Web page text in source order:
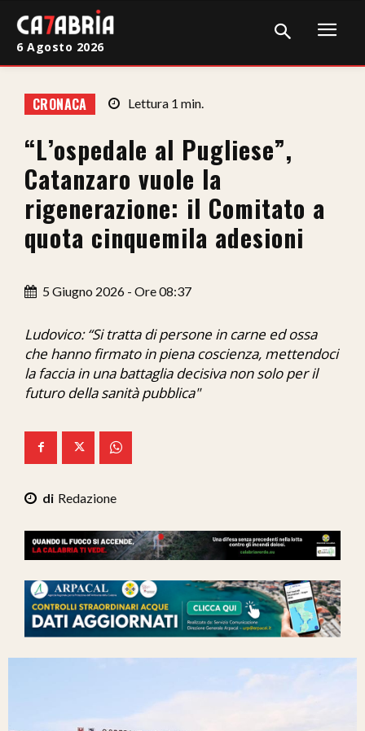
Cronaca
Giudiziaria
Politica
Sport
Sanità
Economia
Ita-Mondo
We Calabria
6 Agosto 2026
CRONACA Lettura 1 min.
“L’ospedale al Pugliese”,
Catanzaro vuole la
rigenerazione: il Comitato a
quota cinquemila adesioni
5 Giugno 2026 - Ore 08:37
Ludovico: “Si tratta di persone in carne ed ossa
che hanno firmato in piena coscienza, mettendoci
la faccia in una battaglia decisiva non solo per il
futuro della sanità pubblica"
Redazione